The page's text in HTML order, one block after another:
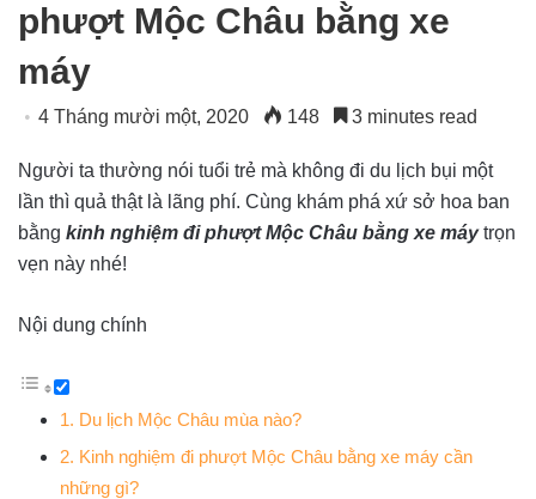
phượt Mộc Châu bằng xe
máy
4 Tháng mười một, 2020 148 3 minutes read
Người ta thường nói tuổi trẻ mà không đi du lịch bụi một
lần thì quả thật là lãng phí. Cùng khám phá xứ sở hoa ban
bằng kinh nghiệm đi phượt Mộc Châu bằng xe máytrọn
vẹn này nhé!
Nội dung chính
1. Du lịch Mộc Châu mùa nào?
2. Kinh nghiệm đi phượt Mộc Châu bằng xe máy cần
những gì?